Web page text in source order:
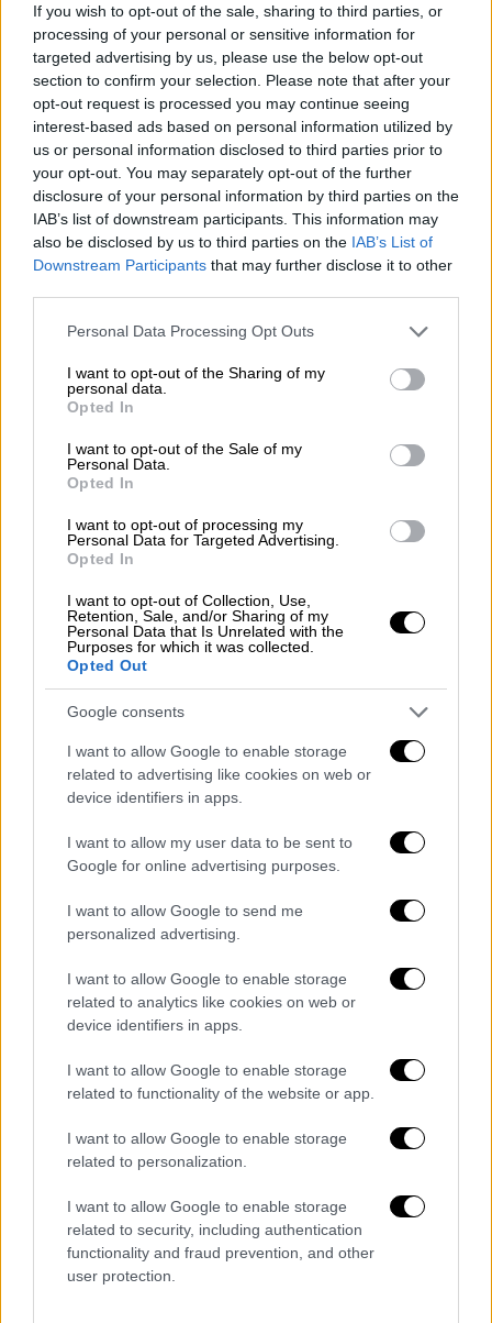
If you wish to opt-out of the sale, sharing to third parties, or
processing of your personal or sensitive information for
targeted advertising by us, please use the below opt-out
section to confirm your selection. Please note that after your
opt-out request is processed you may continue seeing
interest-based ads based on personal information utilized by
us or personal information disclosed to third parties prior to
your opt-out. You may separately opt-out of the further
disclosure of your personal information by third parties on the
IAB’s list of downstream participants. This information may
also be disclosed by us to third parties on the IAB’s List of
Downstream Participants that may further disclose it to other
Please note that this website/app uses one or more Google
not limited to your visit or usage behaviour. You may click to
grant or deny consent to Google and its third-party tags to
use your data for below specified purposes in below Google
consent section.
Personal Data Processing Opt Outs
I want to opt-out of the Sharing of my
personal data.
Opted In
I want to opt-out of the Sale of my
Personal Data.
Opted In
I want to opt-out of processing my
Personal Data for Targeted Advertising.
Opted In
I want to opt-out of Collection, Use,
Retention, Sale, and/or Sharing of my
Personal Data that Is Unrelated with the
Purposes for which it was collected.
Opted Out
Google consents
I want to allow Google to enable storage
related to advertising like cookies on web or
device identifiers in apps.
I want to allow my user data to be sent to
Google for online advertising purposes.
I want to allow Google to send me
personalized advertising.
I want to allow Google to enable storage
related to analytics like cookies on web or
device identifiers in apps.
I want to allow Google to enable storage
related to functionality of the website or app.
I want to allow Google to enable storage
related to personalization.
I want to allow Google to enable storage
related to security, including authentication
functionality and fraud prevention, and other
user protection.
Ουκρανίας, καθώς και την προγραμματισμένη
επίσκεψη του προέδρου Βολοντίμιρ
Ζελέσνκι στην Άγκυρα , δήλωσε στο
πρακτορείο Reuters πηγή του τουρκικού
πουργείου Εξωτερικών.
ΔΙΑΒΑΣΤΕ ΕΠΙΣΗΣ
Κόσμος 14.05.2025 17:42
«Πύργοι Τραμπ» για την ειρήνη στην
Ουκρανία: Το μοντέλο της Μέσης
Ανατολής ως πρότυπο για το μέτωπο
Η πηγή, χωρίς να υπεισέλθει σε
λεπτομέρειες, ανέφερε ότι ο
επιβεβαίωσε την ετοιμότητα της
να διεξάγει οποιεσδήποτε ειρηνευτικές
συνομιλίες μεταξύ
Ο Σιμπίχα έγραψε στο Χ ότι ενημέρωσε τον
Τούρκο ομόλογο του για «τις τελευταίες
εξελίξεις στο πεδίο της μάχης και της
διπλωματίας»
«Το επίκεντρο της παγκόσμιας διπλωματίας
αυτή τη στιγμή βρίσκεται στηνΤουρκία
Αυτό το εκτιμούμε», δήλωσε οΟυκρανός
υπουργός Εξωτερικών.«Επιβεβαίωσα την
προσήλωση της Ουκρανίας στην ειρήνη , την
άμεση και άνευ όρων ετοιμότητα μας για την
καθώς και την πρόταση μας για απευθείας
συνάντηση κορυφής μεταξύ Ουκρανίας και
🇺🇦🇹🇷 Minister of Foreign Affairs
meeting in Antalya with
#Turkish
“We had a thorough conversation
about ways to advance meaningful